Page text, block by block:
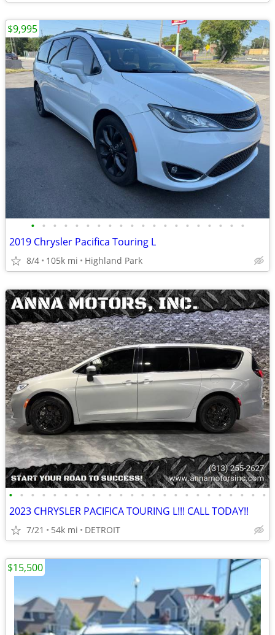
• • • • • • • • • • • • • • • • • • • •
2019 Chrysler Pacifica Touring L
8/4 105k mi Highland Park
$9,995
• • • • • • • • • • • • • • • • • • • • • • • •
2023 CHRYSLER PACIFICA TOURING L!!! CALL TODAY!!
7/21 54k mi DETROIT
$15,500